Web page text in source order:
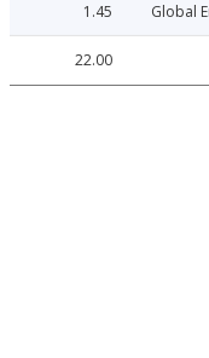
1.45